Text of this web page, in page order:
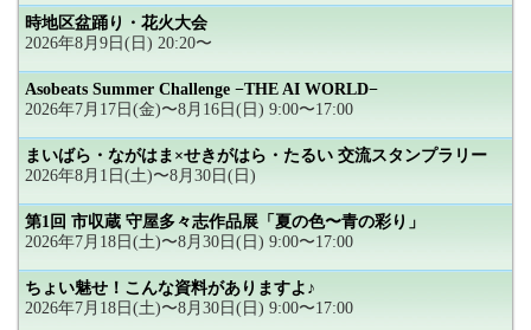
時地区盆踊り・花火大会
2026年8月9日(日) 20:20〜
Asobeats Summer Challenge −THE AI WORLD−
2026年7月17日(金)〜8月16日(日) 9:00〜17:00
まいばら・ながはま×せきがはら・たるい 交流スタンプラリー
2026年8月1日(土)〜8月30日(日)
第1回 市収蔵 守屋多々志作品展「夏の色〜青の彩り」
2026年7月18日(土)〜8月30日(日) 9:00〜17:00
ちょい魅せ！こんな資料がありますよ♪
2026年7月18日(土)〜8月30日(日) 9:00〜17:00